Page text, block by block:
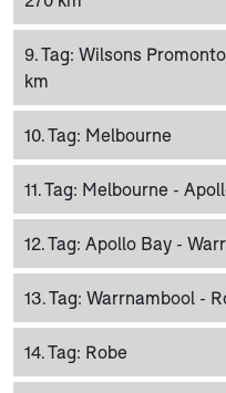
9. Tag: Wilsons
km
10. Tag: Melbourne
11. Tag: Melbourne -
12. Tag: Apollo Bay -
13. Tag: Warrnambool -
14. Tag: Robe